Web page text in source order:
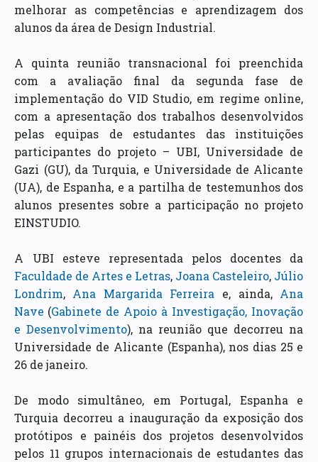
melhorar as competências e aprendizagem dos
alunos da área de Design Industrial.
A quinta reunião transnacional foi preenchida
com a avaliação final da segunda fase de
implementação do VID Studio, em regime online,
com a apresentação dos trabalhos desenvolvidos
pelas equipas de estudantes das instituições
participantes do projeto – UBI, Universidade de
Gazi (GU), da Turquia, e Universidade de Alicante
(UA), de Espanha, e a partilha de testemunhos dos
alunos presentes sobre a participação no projeto
EINSTUDIO.
A UBI esteve representada pelos docentes da
Faculdade de Artes e Letras, Joana Casteleiro, Júlio
Londrim, Ana Margarida Ferreira e, ainda, Ana
Nave (Gabinete de Apoio à Investigação, Inovação
e Desenvolvimento), na reunião que decorreu na
Universidade de Alicante (Espanha), nos dias 25 e
26 de janeiro.
De modo simultâneo, em Portugal, Espanha e
Turquia decorreu a inauguração da exposição dos
protótipos e painéis dos projetos desenvolvidos
pelos 11 grupos internacionais de estudantes das